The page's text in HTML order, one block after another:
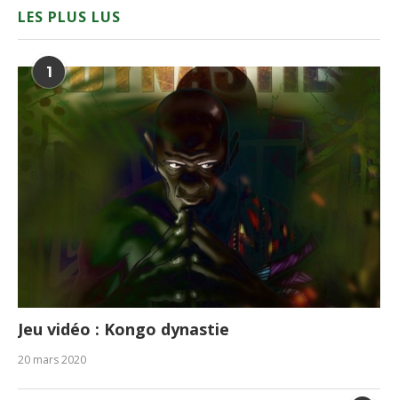
LES PLUS LUS
1
Jeu vidéo : Kongo dynastie
20 mars 2020